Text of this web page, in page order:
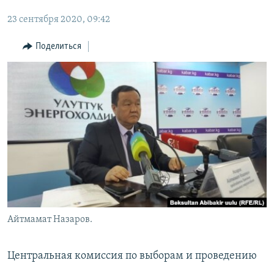
Вернутся
поиску
КЫРГЫЗЧА
ЎЗБЕКЧА
ТОҶИКӢ
TÜRKMENÇE
ПОДПИШИТЕСЬ НА НАС В СОЦСЕТЯХ
Все сайты РСЕ/РС
23 сентября 2020, 09:42
Поделиться
Айтмамат Назаров.
Центральная комиссия по выборам и проведению